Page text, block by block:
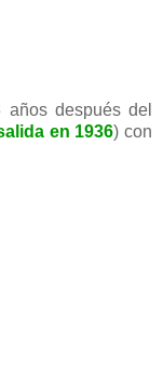
después del
en 1936) con